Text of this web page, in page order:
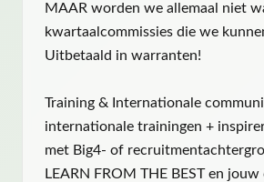
MAAR worden we allemaal niet
kwartaalcommissies die we
Uitbetaald in warranten!
Training & Internationale
internationale trainingen +
met Big4- of
LEARN FROM THE BEST en